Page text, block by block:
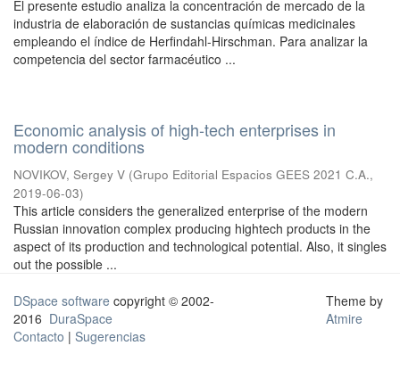
El presente estudio analiza la concentración de mercado de la
industria de elaboración de sustancias químicas medicinales
empleando el índice de Herfindahl-Hirschman. Para analizar la
competencia del sector farmacéutico ...
Economic analysis of high-tech enterprises in
modern conditions
NOVIKOV, Sergey V (Grupo Editorial Espacios GEES 2021 C.A.,
2019-06-03)
This article considers the generalized enterprise of the modern
Russian innovation complex producing hightech products in the
aspect of its production and technological potential. Also, it singles
out the possible ...
DSpace software copyright © 2002-
2016 DuraSpace
Contacto | Sugerencias
Theme by
Atmire